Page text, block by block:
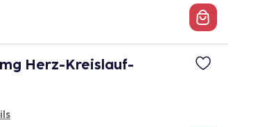
mg Herz-Kreislauf-